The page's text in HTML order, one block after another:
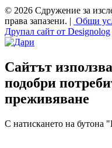
© 2026 Сдружение за
права запазени. | Общи
Друпал сайт от Designolog
Сайтът
подобри
преживяване
С натискането на бутона